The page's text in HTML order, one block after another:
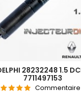
28232248 1.5
7711497153